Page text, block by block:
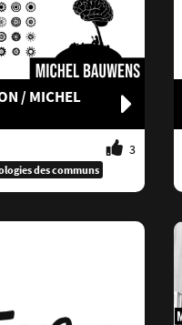
/ MICHEL
3
des communs